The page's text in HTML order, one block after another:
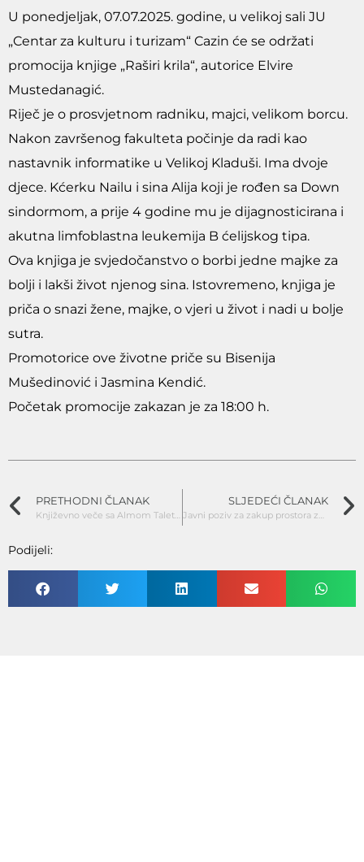
U ponedjeljak, 07.07.2025. godine, u velikoj sali JU
„Centar za kulturu i turizam“ Cazin će se održati
promocija knjige „Raširi krila“, autorice Elvire
Mustedanagić.
Riječ je o prosvjetnom radniku, majci, velikom borcu.
Nakon završenog fakulteta počinje da radi kao
nastavnik informatike u Velikoj Kladuši. Ima dvoje
djece. Kćerku Nailu i sina Alija koji je rođen sa Down
sindormom, a prije 4 godine mu je dijagnosticirana i
akutna limfoblastna leukemija B ćelijskog tipa.
Ova knjiga je svjedočanstvo o borbi jedne majke za
bolji i lakši život njenog sina. Istovremeno, knjiga je
priča o snazi žene, majke, o vjeri u život i nadi u bolje
sutra.
Promotorice ove životne priče su Bisenija
Mušedinović i Jasmina Kendić.
Početak promocije zakazan je za 18:00 h.
PRETHODNI ČLANAK SLJEDEĆI ČLANAK
Podijeli: